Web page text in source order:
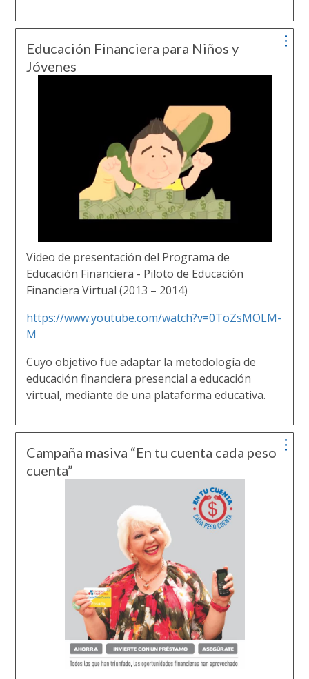
Educación Financiera para Niños y
Jóvenes
Video de presentación del Programa de
Educación Financiera - Piloto de Educación
Financiera Virtual (2013 – 2014)
https://www.youtube.com/watch?v=0ToZsMOLM-
M
Cuyo objetivo fue adaptar la metodología de
educación financiera presencial a educación
virtual, mediante de una plataforma educativa.
Campaña masiva “En tu cuenta cada peso
cuenta”